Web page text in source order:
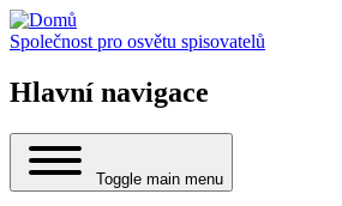
Společnost pro osvětu spisovatelů
Hlavní navigace
Toggle main menu